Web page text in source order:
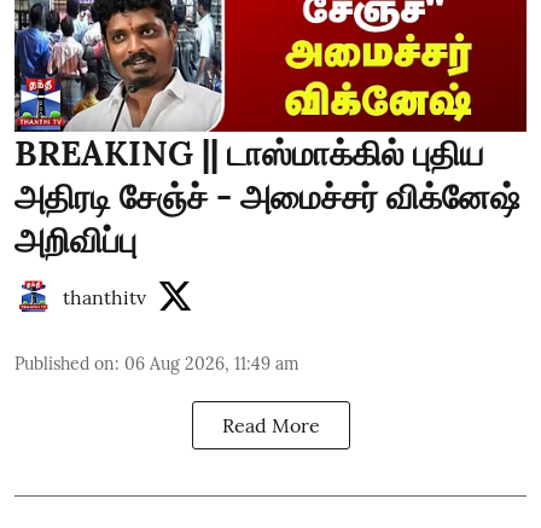
BREAKING || டாஸ்மாக்கில் புதிய
அதிரடி சேஞ்ச் - அமைச்சர் விக்னேஷ்
அறிவிப்பு
thanthitv
Published on: 06 Aug 2026, 11:49 am
Read More